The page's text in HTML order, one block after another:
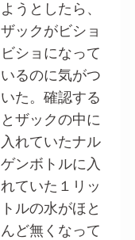
ようとしたら、
ザックがビショ
ビショになって
いるのに気がつ
いた。確認する
とザックの中に
入れていたナル
ゲンボトルに入
れていた１リッ
トルの水がほと
んど無くなって